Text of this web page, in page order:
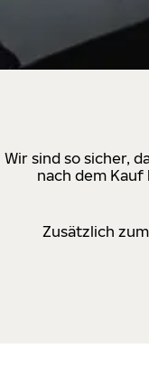
Wir sind so sicher,
nach dem
Zusätzlich